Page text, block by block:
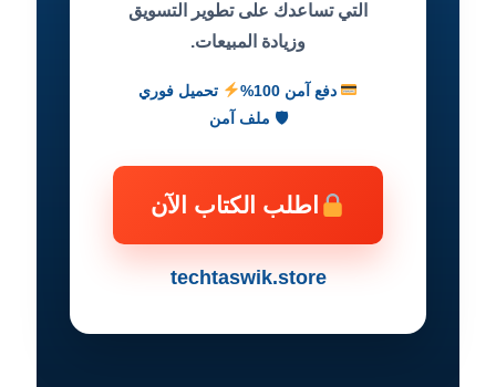
التي تساعدك على تطوير التسويق
وزيادة المبيعات.
دفع آمن 100%
تحميل فوري
🛡 ملف آمن
اطلب الكتاب الآن
techtaswik.store